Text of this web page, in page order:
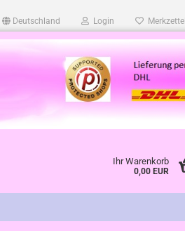
Deutschland Login Merkzettel
Ihr Warenkorb
0,00 EUR